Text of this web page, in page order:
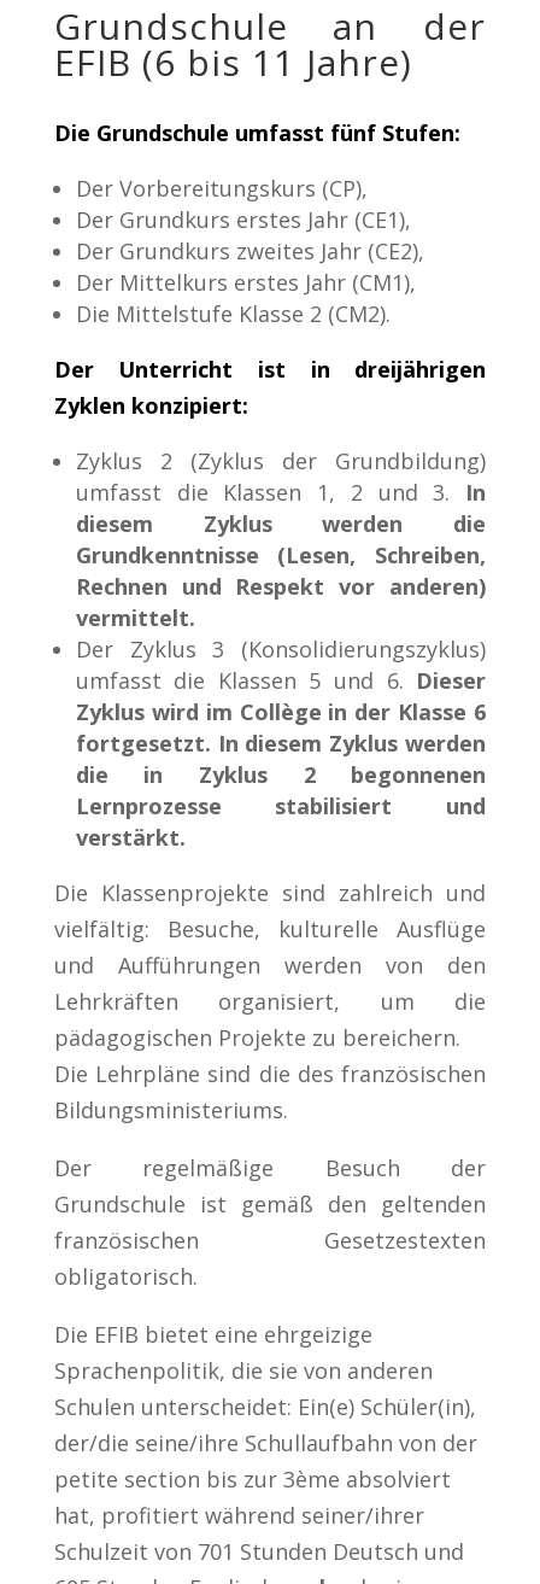
Grundschule an der
EFIB (6 bis 11 Jahre)
Die Grundschule umfasst fünf Stufen:
Der Vorbereitungskurs (CP),
Der Grundkurs erstes Jahr (CE1),
Der Grundkurs zweites Jahr (CE2),
Der Mittelkurs erstes Jahr (CM1),
Die Mittelstufe Klasse 2 (CM2).
Der Unterricht ist in dreijährigen
Zyklen konzipiert:
Zyklus 2 (Zyklus der Grundbildung)
umfasst die Klassen 1, 2 und 3. In
diesem Zyklus werden die
Grundkenntnisse (Lesen, Schreiben,
Rechnen und Respekt vor anderen)
vermittelt.
Der Zyklus 3 (Konsolidierungszyklus)
umfasst die Klassen 5 und 6. Dieser
Zyklus wird im Collège in der Klasse 6
fortgesetzt. In diesem Zyklus werden
die in Zyklus 2 begonnenen
Lernprozesse stabilisiert und
verstärkt.
Die Klassenprojekte sind zahlreich und
vielfältig: Besuche, kulturelle Ausflüge
und Aufführungen werden von den
Lehrkräften organisiert, um die
pädagogischen Projekte zu bereichern.
Die Lehrpläne sind die des französischen
Bildungsministeriums.
Der regelmäßige Besuch der
Grundschule ist gemäß den geltenden
französischen Gesetzestexten
obligatorisch.
Die EFIB bietet eine ehrgeizige
Sprachenpolitik, die sie von anderen
Schulen unterscheidet: Ein(e) Schüler(in),
der/die seine/ihre Schullaufbahn von der
petite section bis zur 3ème absolviert
hat, profitiert während seiner/ihrer
Schulzeit von 701 Stunden Deutsch und